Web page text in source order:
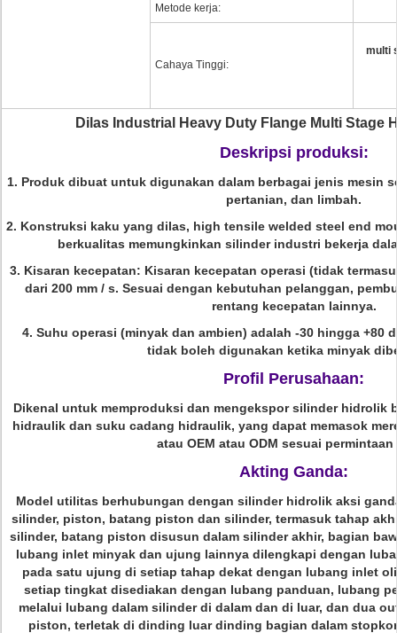
Metode kerja:
Cahaya Tinggi:
multi
Dilas Industrial Heavy Duty Flange Multi Stage
Deskripsi produksi:
1. Produk dibuat untuk digunakan dalam berbagai jenis mesin
pertanian, dan limbah.
2. Konstruksi kaku yang dilas, high tensile welded steel end
berkualitas memungkinkan silinder industri bekerja
3. Kisaran kecepatan: Kisaran kecepatan operasi (tidak
dari 200 mm / s. Sesuai dengan kebutuhan pelanggan,
rentang kecepatan lainnya.
4. Suhu operasi (minyak dan ambien) adalah -30 hingga +80
tidak boleh digunakan ketika minyak
Profil Perusahaan:
Dikenal untuk memproduksi dan mengekspor silinder hidrolik
hidraulik dan suku cadang hidraulik, yang dapat memasok
atau OEM atau ODM sesuai permintaan
Akting Ganda:
Model utilitas berhubungan dengan silinder hidrolik aksi
silinder, piston, batang piston dan silinder, termasuk tahap
silinder, batang piston disusun dalam silinder akhir, bagian
lubang inlet minyak dan ujung lainnya dilengkapi dengan
pada satu ujung di setiap tahap dekat dengan lubang inlet
setiap tingkat disediakan dengan lubang panduan, lubang
melalui lubang dalam silinder di dalam dan di luar, dan dua
piston, terletak di dinding luar dinding bagian dalam